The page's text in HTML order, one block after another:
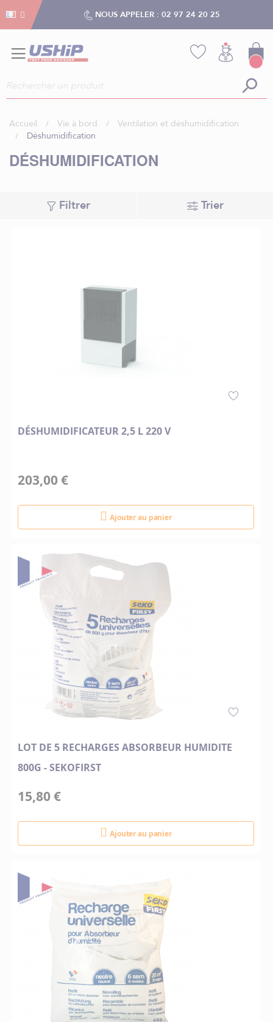
NOUS APPELER : 02 97 24 20 25
Accueil Vie à bord
Ventilation et déshumidification
Déshumidification
DÉSHUMIDIFICATION
Filtrer Trier
DÉSHUMIDIFICATEUR 2,5 L 220 V
203,00 €
Ajouter au panier
LOT DE 5 RECHARGES ABSORBEUR HUMIDITE
800G - SEKOFIRST
15,80 €
Ajouter au panier
Gestion des cookies
Gestion des cookies